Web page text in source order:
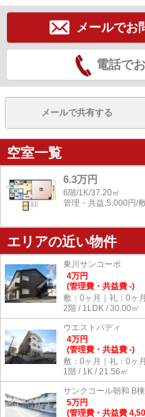
メールでお
電話で
メールで共有する
空室一覧
6.3万円
6階/1K/37.20㎡
管理・共益:5,000円/
エリアの近い物件
東川サンコーポ
4万円
(管理費・共益費 -)
敷：0ヶ月｜礼：0ヶ月
2階 / 1LDK / 30.00㎡
ウエストパディ
4万円
(管理費・共益費 -)
敷：0ヶ月｜礼：0ヶ月
1階 / 1K / 21.56㎡
サンクコール朝和 B棟
5万円
(管理費・共益費